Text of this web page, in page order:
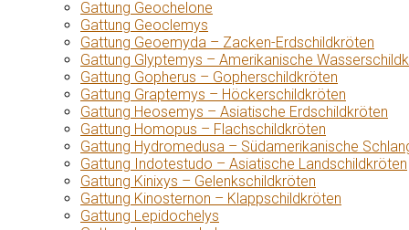
Gattung Geochelone
Gattung Geoclemys
Gattung Geoemyda – Zacken-Erdschildkröten
Gattung Glyptemys – Amerikanische
Gattung Gopherus – Gopherschildkröten
Gattung Graptemys – Höckerschildkröten
Gattung Heosemys – Asiatische Erdschildkröten
Gattung Homopus – Flachschildkröten
Gattung Hydromedusa – Südamerikanische
Gattung Indotestudo – Asiatische Landschildkröten
Gattung Kinixys – Gelenkschildkröten
Gattung Kinosternon – Klappschildkröten
Gattung Lepidochelys